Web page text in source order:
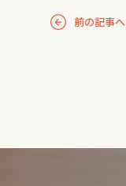
前の記事へ